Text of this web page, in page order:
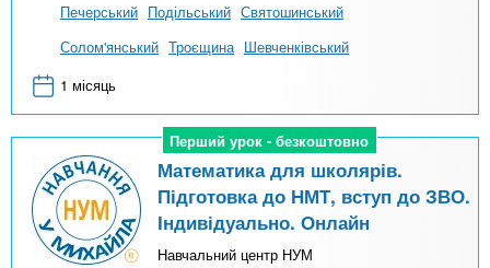
Печерський Подільський Святошинський
Солом'янський Троєщина Шевченківський
1 місяць
Перший урок - безкоштовно
Перший урок - безкоштовно
Математика для школярів.
Підготовка до НМТ, вступ до ЗВО.
Індивідуально. Онлайн
Навчальний центр НУМ